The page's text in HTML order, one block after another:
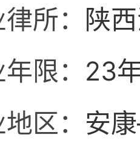
所：
陕
限： 23
区： 安